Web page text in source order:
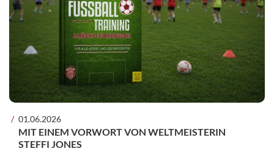
01.06.2026
MIT EINEM VORWORT VON WELTMEISTERIN
STEFFI JONES